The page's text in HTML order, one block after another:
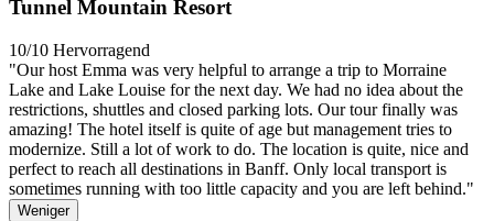
Tunnel Mountain Resort
10/10 Hervorragend
"Our host Emma was very helpful to arrange a trip to Morraine
Lake and Lake Louise for the next day. We had no idea about the
restrictions, shuttles and closed parking lots. Our tour finally was
amazing! The hotel itself is quite of age but management tries to
modernize. Still a lot of work to do. The location is quite, nice and
perfect to reach all destinations in Banff. Only local transport is
sometimes running with too little capacity and you are left behind."
Weniger